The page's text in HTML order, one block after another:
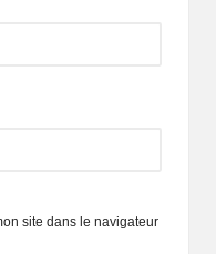
site dans le navigateur